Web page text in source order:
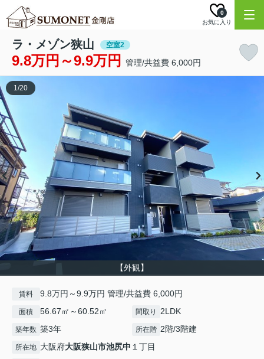
お気に入り
0
ラ・メゾン狭山 空室2
9.8万円～9.9万円 管理/共益費 6,000円
【外観】
1/20
賃料 9.8万円～9.9万円 管理/共益費 6,000円
面積 56.67㎡～60.52㎡ 間取り 2LDK
築年数 築3年 所在階 2階/3階建
所在地 大阪府大阪狭山市池尻中 １丁目